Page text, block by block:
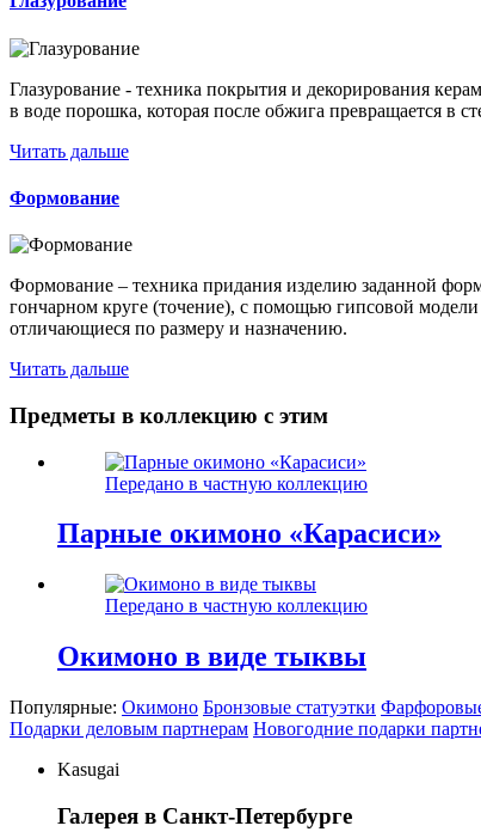
Глазурование - техника покрытия и декорирования
в воде порошка, которая после обжига превращается в
Читать дальше
Формование
Формование – техника придания изделию заданной
гончарном круге (точение), с помощью гипсовой
отличающиеся по размеру и назначению.
Читать дальше
Предметы в коллекцию с этим
Передано в частную коллекцию
Парные окимоно «Карасиси»
Передано в частную коллекцию
Окимоно в виде тыквы
Популярные: Окимоно Бронзовые статуэтки
Подарки деловым партнерам Новогодние подарки
Kasugai
Галерея в Санкт-Петербурге